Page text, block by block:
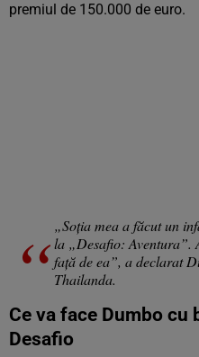
premiul de 150.000 de euro.
„Soția mea a făcut un
la „Desafio: Aventura”.
față de ea”, a declarat
Thailanda.
Ce va face Dumbo
Desafio